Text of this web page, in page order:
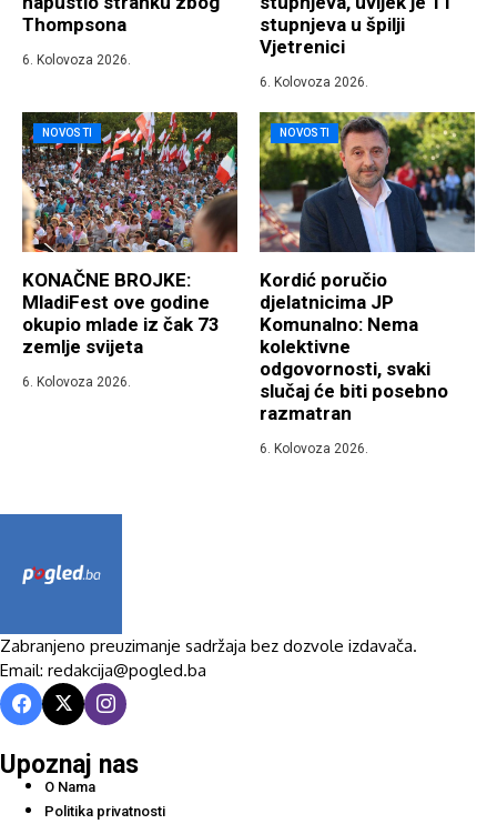
Thompsona
6. Kolovoza 2026.
stupnjeva u špilji
Vjetrenici
6. Kolovoza 2026.
NOVOSTI
KONAČNE BROJKE:
MladiFest ove godine
okupio mlade iz čak 73
zemlje svijeta
6. Kolovoza 2026.
NOVOSTI
Kordić poručio
djelatnicima JP
Komunalno: Nema
kolektivne
odgovornosti, svaki
slučaj će biti posebno
razmatran
6. Kolovoza 2026.
Zabranjeno preuzimanje sadržaja bez dozvole izdavača.
Email: redakcija@pogled.ba
Upoznaj nas
O Nama
Politika privatnosti